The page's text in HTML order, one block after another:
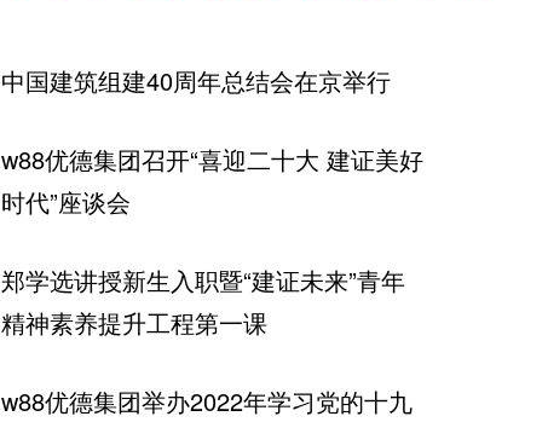
中国建筑组建40周年总结会在京举行
w88优德集团召开“喜迎二十大 建证美好
时代”座谈会
​郑学选讲授新生入职暨“建证未来”青年
精神素养提升工程第一课
w88优德集团举办2022年学习党的十九